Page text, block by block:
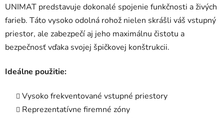
UNIMAT predstavuje dokonalé spojenie funkčnosti a živých
farieb. Táto vysoko odolná rohož nielen skrášli váš vstupný
priestor, ale zabezpečí aj jeho maximálnu čistotu a
bezpečnosť vďaka svojej špičkovej konštrukcii.
Ideálne použitie:
Vysoko frekventované vstupné priestory
Reprezentatívne firemné zóny